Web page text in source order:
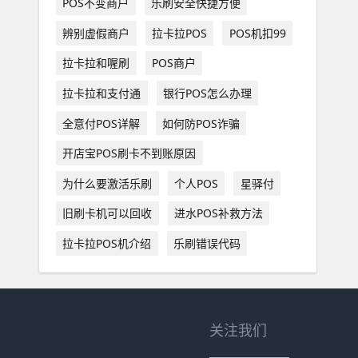
辨别虚假商户
拉卡拉POS
POS机扣99
拉卡拉和喔刷
POS商户
拉卡拉和支付通
银行POS怎么办理
全意付POS详解
如何防POS诈骗
开店宝POS刷卡不到账原因
为什么要激活乐刷
个人POS
星驿付
旧刷卡机可以回收
进水POS补救方法
拉卡拉POS机介绍
乐刷错误代码
关注我们